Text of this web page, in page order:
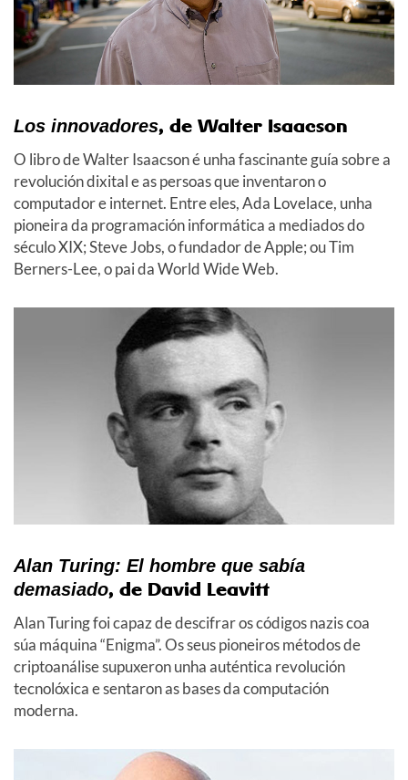
Los innovadores, de Walter Isaacson
O libro de Walter Isaacson é unha fascinante guía sobre a
revolución dixital e as persoas que inventaron o
computador e internet. Entre eles, Ada Lovelace, unha
pioneira da programación informática a mediados do
século XIX; Steve Jobs, o fundador de Apple; ou Tim
Berners-Lee, o pai da World Wide Web.
Alan Turing: El hombre que sabía
demasiado, de David Leavitt
Alan Turing foi capaz de descifrar os códigos nazis coa
súa máquina “Enigma”. Os seus pioneiros métodos de
criptoanálise supuxeron unha auténtica revolución
tecnolóxica e sentaron as bases da computación
moderna.